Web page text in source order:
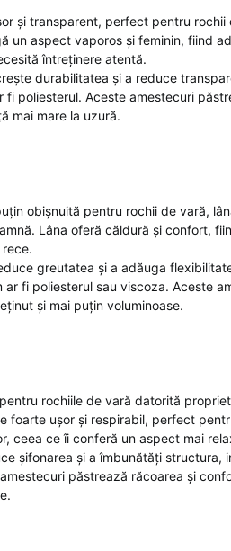
și transparent, perfect pentru
un aspect vaporos și feminin, fiind
întreținere atentă.
durabilitatea și a reduce
poliesterul. Aceste amestecuri
mai mare la uzură.
obișnuită pentru rochii de vară,
Lâna oferă căldură și confort,
greutatea și a adăuga
fi poliesterul sau viscoza. Aceste
și mai puțin voluminoase.
rochiile de vară datorită
foarte ușor și respirabil, perfect
ceea ce îi conferă un aspect mai
șifonarea și a îmbunătăți structura,
păstrează răcoarea și